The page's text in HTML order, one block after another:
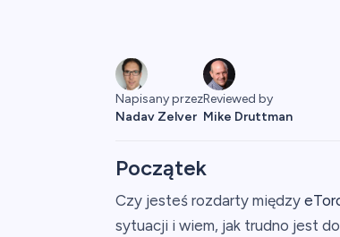
Napisany przez
Nadav Zelver
Reviewed by
Mike Druttman
Początek
Czy jesteś rozdarty między
sytuacji i wiem, jak trudno jest